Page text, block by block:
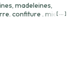
madeleines,
confiture , miel et
[ ... ]